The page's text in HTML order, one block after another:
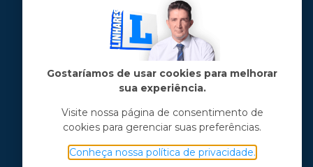
Jose Linhares Jr é maranhense.
Formado em Jornalismo, estudou filosofia
e tem pós-graduações em ciência política
e marketing político.
Menu principal
Notícias
Opinião
Gostaríamos de usar cookies para melhorar
sua experiência.
Visite nossa página de consentimento de
cookies para gerenciar suas preferências.
Conheça nossa política de privacidade.